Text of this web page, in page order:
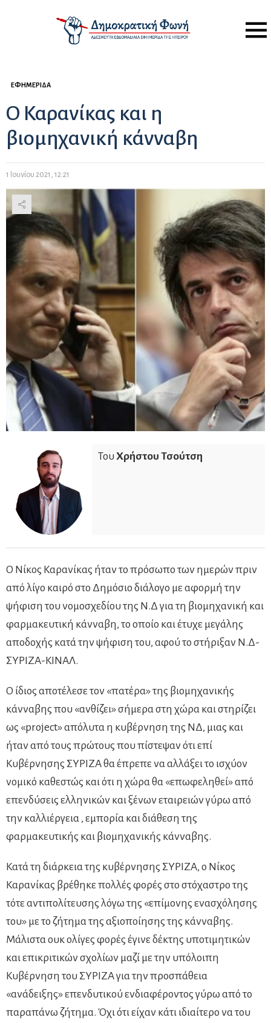
Menu
ΕΦΗΜΕΡΊΔΑ
Ο Καρανίκας και η
βιομηχανική κάνναβη
1 Ιουνίου 2021, 12:21
ΤουΧρήστου Τσούτση
Ο Νίκος Καρανίκας ήταν το πρόσωπο των ημερών πριν
από λίγο καιρό στο Δημόσιο διάλογο με αφορμή την
ψήφιση του νομοσχεδίου της Ν.Δ για τη βιομηχανική και
φαρμακευτική κάνναβη, το οποίο και έτυχε μεγάλης
αποδοχής κατά την ψήφιση του, αφού το στήριξαν Ν.Δ-
ΣΥΡΙΖΑ-ΚΙΝΑΛ.
Ο ίδιος αποτέλεσε τον «πατέρα» της βιομηχανικής
κάνναβης που «ανθίζει» σήμερα στη χώρα και στηρίζει
ως «project» απόλυτα η κυβέρνηση της ΝΔ, μιας και
ήταν από τους πρώτους που πίστεψαν ότι επί
Κυβέρνησης ΣΥΡΙΖΑ θα έπρεπε να αλλάξει το ισχύον
νομικό καθεστώς και ότι η χώρα θα «επωφεληθεί» από
επενδύσεις ελληνικών και ξένων εταιρειών γύρω από
την καλλιέργεια , εμπορία και διάθεση της
φαρμακευτικής και βιομηχανικής κάνναβης.
Κατά τη διάρκεια της κυβέρνησης ΣΥΡΙΖΑ, ο Νίκος
Καρανίκας βρέθηκε πολλές φορές στο στόχαστρο της
τότε αντιπολίτευσης λόγω της «επίμονης ενασχόλησης
του» με το ζήτημα της αξιοποίησης της κάνναβης.
Μάλιστα ουκ ολίγες φορές έγινε δέκτης υποτιμητικών
και επικριτικών σχολίων μαζί με την υπόλοιπη
Κυβέρνηση του ΣΥΡΙΖΑ για την προσπάθεια
«ανάδειξης» επενδυτικού ενδιαφέροντος γύρω από το
παραπάνω ζήτημα. Όχι ότι είχαν κάτι ιδιαίτερο να του